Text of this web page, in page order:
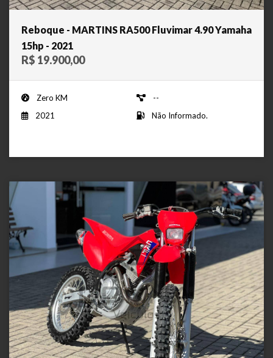
Reboque - MARTINS RA500 Fluvimar 4.90 Yamaha
15hp - 2021
R$ 19.900,00
Zero KM
--
2021
Não Informado.